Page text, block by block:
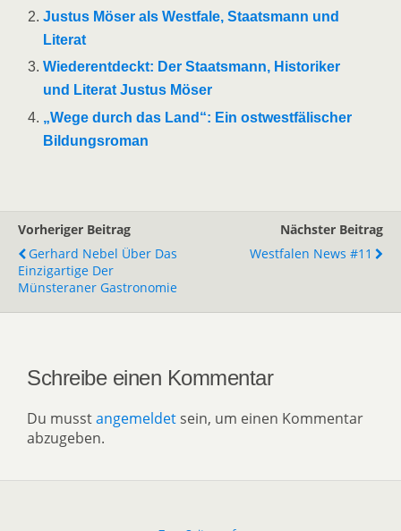
Justus Möser als Westfale, Staatsmann und
Literat
Wiederentdeckt: Der Staatsmann, Historiker
und Literat Justus Möser
„Wege durch das Land“: Ein ostwestfälischer
Bildungsroman
Vorheriger Beitrag
Gerhard Nebel Über Das
Einzigartige Der
Münsteraner Gastronomie
Nächster Beitrag
Westfalen News #11
Schreibe einen Kommentar
Du musstangemeldet sein, um einen Kommentar
abzugeben.